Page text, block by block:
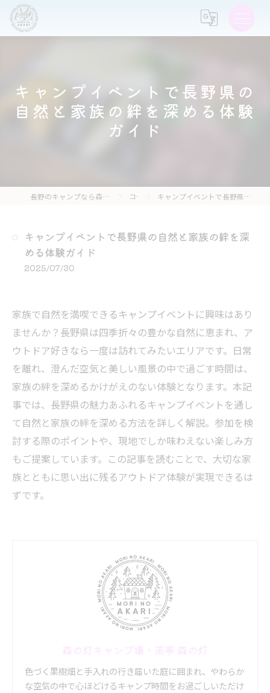
キャンプイベントで長野県の
自然と家族の絆を深める体験
ガイド
長野のキャンプなら森の灯キャンプ場・茶亭 森の灯 コラム キャンプイベントで長野県の自然と家族の絆を深める体験ガイド
キャンプイベントで長野県の自然と家族の絆を深
める体験ガイド
2025/07/30
家族で自然を満喫できるキャンプイベントに興味はあり
ませんか？長野県は四季折々の豊かな自然に恵まれ、ア
ウトドア好きなら一度は訪れてみたいエリアです。日常
を離れ、澄んだ空気と美しい風景の中で過ごす時間は、
家族の絆を深めるかけがえのない体験となります。本記
事では、長野県の魅力あふれるキャンプイベントを通し
て自然と家族の絆を深める方法を詳しく解説。参加を検
討する際のポイントや、現地でしか味わえない楽しみ方
もご提案しています。この記事を読むことで、大切な家
族とともに思い出に残るアウトドア体験が実現できるは
ずです。
色づく果樹畑と手入れの行き届いた庭に囲まれ、やわらか
な空気の中で心ほどけるキャンプ時間をお過ごしいただけ